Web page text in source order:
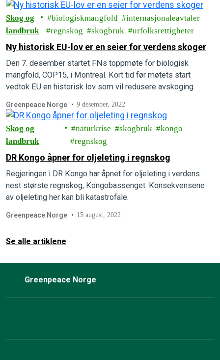
Skog og
landbruk
biologiskmangfold
internasjonaleavtaler
regnskog
skogbruk urfolksrettigheter
Ny historisk EU-lov er en seier for verdens skoger
Den 7. desember startet FNs toppmøte for biologisk
mangfold, COP15, i Montreal. Kort tid før møtets start
vedtok EU en historisk lov som vil redusere avskoging.
Greenpeace Norge 9 desember, 2022
Skog og
landbruk
naturkrise skogbruk
kongo
regnskog
DR Kongo åpner for oljeleting i regnskog
Regjeringen i DR Kongo har åpnet for oljeleting i verdens
nest største regnskog, Kongobassenget. Konsekvensene
av oljeleting her kan bli katastrofale.
Greenpeace Norge 15 august, 2022
Se alle artiklene
Greenpeace Norge